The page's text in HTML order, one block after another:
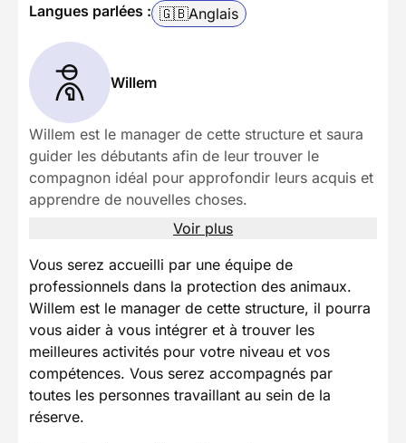
Langues parlées : 🇬🇧Anglais
Willem
Willem est le manager de cette structure et saura
guider les débutants afin de leur trouver le
compagnon idéal pour approfondir leurs acquis et
apprendre de nouvelles choses.
Voir plus
Vous serez accueilli par une équipe de
professionnels dans la protection des animaux.
Willem est le manager de cette structure, il pourra
vous aider à vous intégrer et à trouver les
meilleures activités pour votre niveau et vos
compétences. Vous serez accompagnés par
toutes les personnes travaillant au sein de la
réserve.